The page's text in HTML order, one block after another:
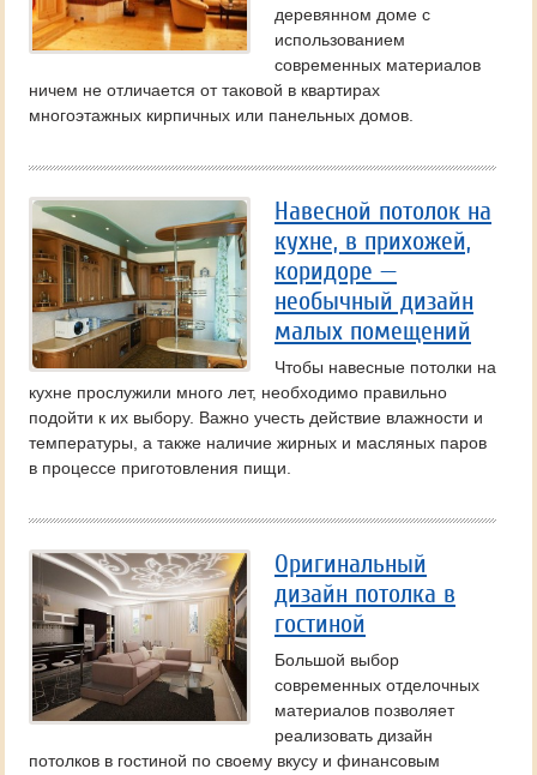
деревянном доме с
использованием
современных материалов
ничем не отличается от таковой в квартирах
многоэтажных кирпичных или панельных домов.
Навесной потолок на
кухне, в прихожей,
коридоре —
необычный дизайн
малых помещений
Чтобы навесные потолки на
кухне прослужили много лет, необходимо правильно
подойти к их выбору. Важно учесть действие влажности и
температуры, а также наличие жирных и масляных паров
в процессе приготовления пищи.
Оригинальный
дизайн потолка в
гостиной
Большой выбор
современных отделочных
материалов позволяет
реализовать дизайн
потолков в гостиной по своему вкусу и финансовым